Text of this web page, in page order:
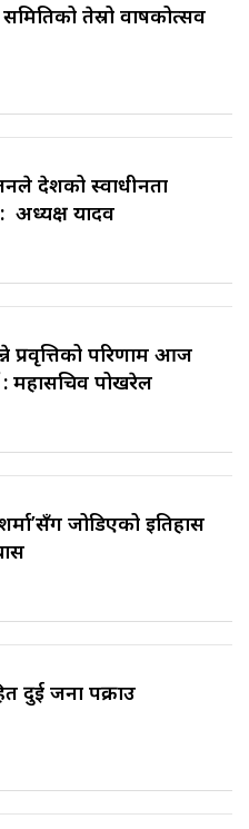
तेस्रो वार्षिकोत्सव
देशको स्वाधीनता
अध्यक्ष यादव
प्रवृत्तिको परिणाम आज
: महासचिव पोखरेल
जोडिएको इतिहास
दुई जना पक्राउ